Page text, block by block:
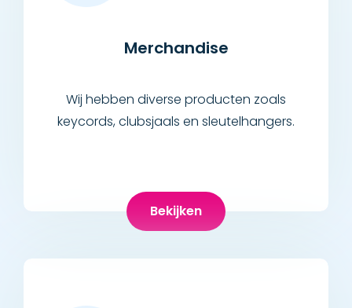
Merchandise
Wij hebben diverse producten zoals
keycords, clubsjaals en sleutelhangers.
Bekijken